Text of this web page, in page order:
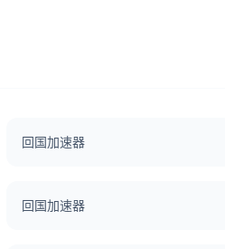
回国加速器
回国加速器